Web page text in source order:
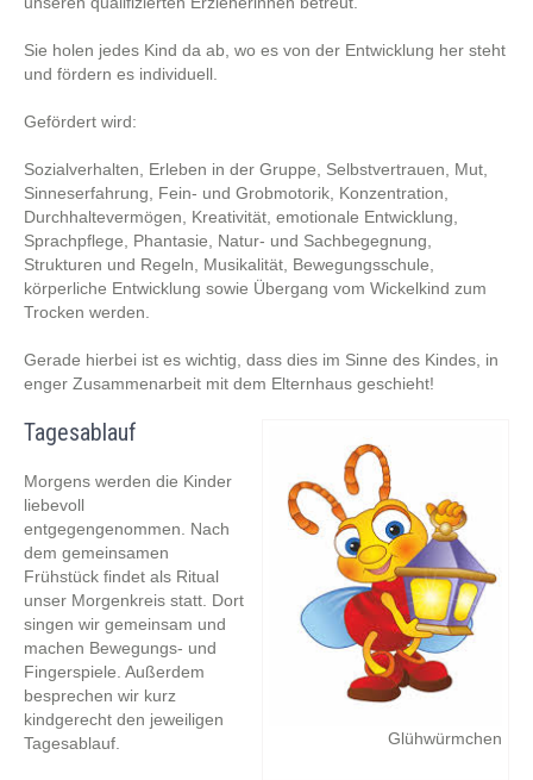
Sie holen jedes Kind da ab, wo es von der Entwicklung her steht
und fördern es individuell.
Gefördert wird:
Sozialverhalten, Erleben in der Gruppe, Selbstvertrauen, Mut,
Sinneserfahrung, Fein- und Grobmotorik, Konzentration,
Durchhaltevermögen, Kreativität, emotionale Entwicklung,
Sprachpflege, Phantasie, Natur- und Sachbegegnung,
Strukturen und Regeln, Musikalität, Bewegungsschule,
körperliche Entwicklung sowie Übergang vom Wickelkind zum
Trocken werden.
Gerade hierbei ist es wichtig, dass dies im Sinne des Kindes, in
enger Zusammenarbeit mit dem Elternhaus geschieht!
Glühwürmchen
Tagesablauf
Morgens werden die Kinder
liebevoll
entgegengenommen. Nach
dem gemeinsamen
Frühstück findet als Ritual
unser Morgenkreis statt. Dort
singen wir gemeinsam und
machen Bewegungs- und
Fingerspiele. Außerdem
besprechen wir kurz
kindgerecht den jeweiligen
Tagesablauf.